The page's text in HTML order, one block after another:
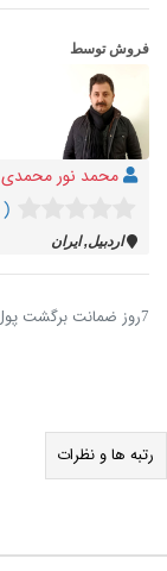
فروش توسط
محمد نور محمدی
( 0 / 5 )
اردبيل, ایران
7روز ضمانت برگشت پول
رتبه ها و نظرات